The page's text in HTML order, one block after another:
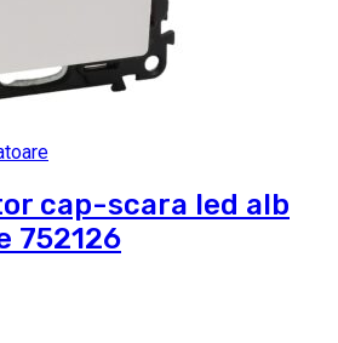
cap-scara led alb
752126